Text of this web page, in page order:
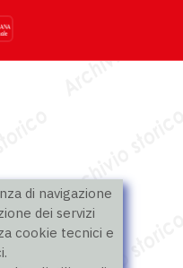
di navigazione
dei servizi
cookie tecnici e